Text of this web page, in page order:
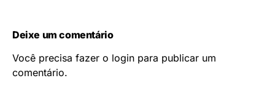
Deixe um comentário
Você precisa fazer o login para publicar um
comentário.